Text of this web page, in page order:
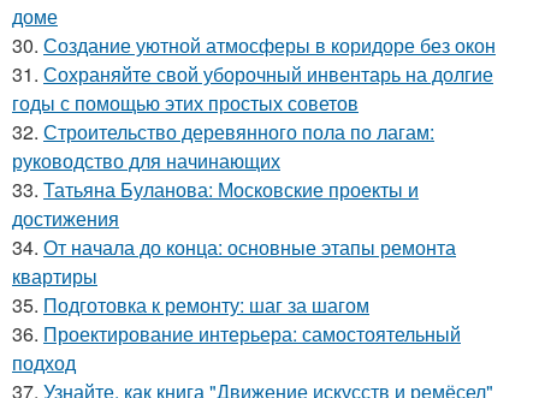
доме
30. Создание уютной атмосферы в коридоре без окон
31. Сохраняйте свой уборочный инвентарь на долгие
годы с помощью этих простых советов
32. Строительство деревянного пола по лагам:
руководство для начинающих
33. Татьяна Буланова: Московские проекты и
достижения
34. От начала до конца: основные этапы ремонта
квартиры
35. Подготовка к ремонту: шаг за шагом
36. Проектирование интерьера: самостоятельный
подход
37. Узнайте, как книга "Движение искусств и ремёсел"